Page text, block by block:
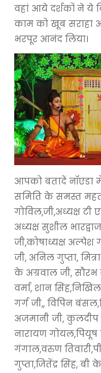
वहां आये दर्शकों ने ये
काम को खूब सराहा
भरपूर आनंद लिया।
आपको बतादें नॉएडा
समिति के समस्त
गोविल,जी,अध्यक्ष टी
अध्यक्ष सुशील
जी,कोषाध्यक्ष अल्पेश
जी, अनिल गुप्ता,
के अग्रवाल जी, सौरभ
वर्मा, शान
गर्ग जी,, विपिन
अजमानी जी, कुलदीप
नारायण गोयल,पियूष
गंगाल,वरुण
गुप्ता,जितेंद्र सिंह, बी